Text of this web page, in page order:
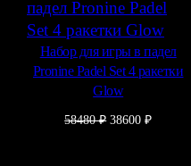
Набор для игры в падел
Pronine Padel Set 4 ракетки
Glow
58480₽ Первоначальная
38600₽Текущая